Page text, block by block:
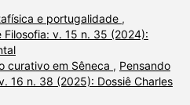
e portugalidade ,
Filosofia: v. 15 n. 35 (2024):
curativo em Sêneca , Pensando
16 n. 38 (2025): Dossiê Charles